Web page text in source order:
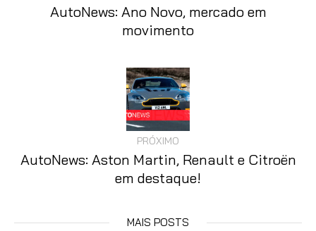
AutoNews: Ano Novo, mercado em
movimento
PRÓXIMO
AutoNews: Aston Martin, Renault e Citroën
em destaque!
MAIS POSTS